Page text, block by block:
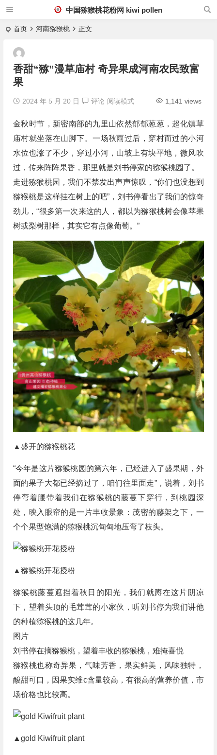
中国猕猴桃花粉网 kiwi pollen
首页 河南猕猴桃 正文
香甜“猕”漫草庙村 奇异果成河南农民致富
果
2024 年 5 月 20 日 评论 1,141 views
阅读模式
金秋时节，新密南部的九里山依然郁郁葱葱，超化镇草
庙村就坐落在山脚下。一场秋雨过后，穿村而过的小河
水位也涨了不少，穿过小河，山坡上有块平地，微风吹
过，传来阵阵果香，那里就是刘书停家的猕猴桃园了。
走进猕猴桃园，我们不禁发出声声惊叹，“你们也没想到
猕猴桃是这样挂在树上的吧”，刘书停看出了我们的惊奇
劲儿，“很多第一次来这的人，都以为猕猴桃树会像苹果
树或梨树那样，其实它有点像葡萄。”
▲盛开的猕猴桃花
“今年是这片猕猴桃园的第六年，已经进入了盛果期，外
面的果子大都已经摘过了，咱们往里面走”，说着，刘书
停弯着腰带着我们在猕猴桃的藤蔓下穿行，到桃园深
处，映入眼帘的是一片丰收景象：茂密的藤架之下，一
个个果型饱满的猕猴桃沉甸甸地压弯了枝头。
▲猕猴桃开花授粉
猕猴桃藤蔓遮挡着秋日的阳光，我们就蹲在这片阴凉
下，望着头顶的毛茸茸的小家伙，听刘书停为我们讲他
的种植猕猴桃的这几年。
图片
刘书停在摘猕猴桃，望着丰收的猕猴桃，难掩喜悦
猕猴桃也称奇异果，气味芳香，果实鲜美，风味独特，
酸甜可口，因果实维c含量较高，有很高的营养价值，市
场价格也比较高。
▲gold Kiwifruit plant